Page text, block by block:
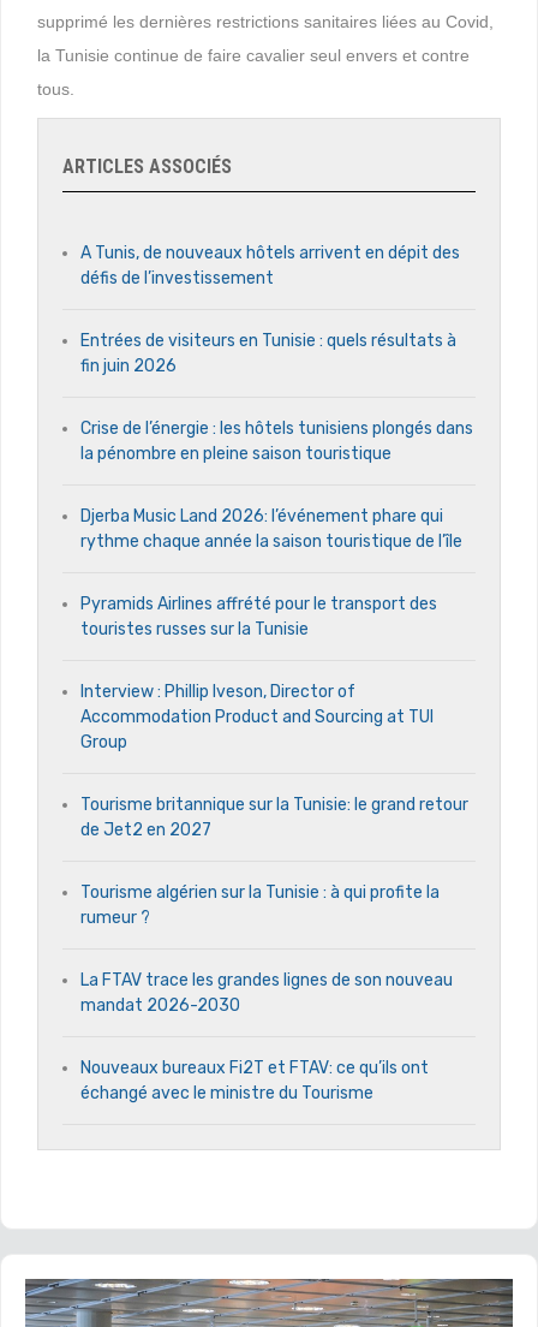
supprimé les dernières restrictions sanitaires liées au Covid,
la Tunisie continue de faire cavalier seul envers et contre
tous.
ARTICLES ASSOCIÉS
A Tunis, de nouveaux hôtels arrivent en dépit des
défis de l’investissement
Entrées de visiteurs en Tunisie : quels résultats à
fin juin 2026
Crise de l’énergie : les hôtels tunisiens plongés dans
la pénombre en pleine saison touristique
Djerba Music Land 2026: l’événement phare qui
rythme chaque année la saison touristique de l’île
Pyramids Airlines affrété pour le transport des
touristes russes sur la Tunisie
Interview : Phillip Iveson, Director of
Accommodation Product and Sourcing at TUI
Group
Tourisme britannique sur la Tunisie: le grand retour
de Jet2 en 2027
Tourisme algérien sur la Tunisie : à qui profite la
rumeur ?
La FTAV trace les grandes lignes de son nouveau
mandat 2026-2030
Nouveaux bureaux Fi2T et FTAV: ce qu’ils ont
échangé avec le ministre du Tourisme